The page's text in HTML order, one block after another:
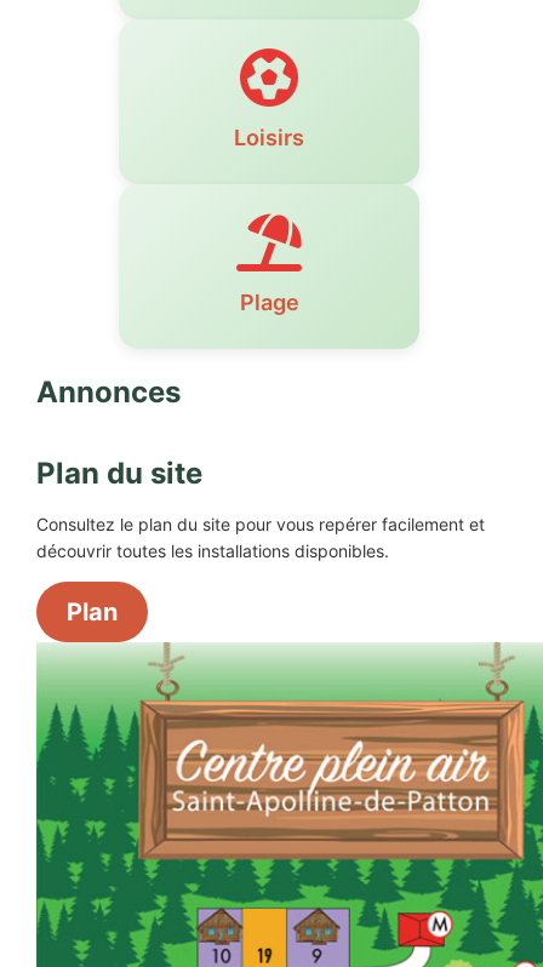
Loisirs
Plage
Annonces
Plan du site
Consultez le plan du site pour vous repérer facilement et
découvrir toutes les installations disponibles.
Plan